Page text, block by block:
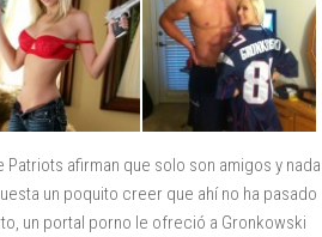
afirman que solo son amigos y nada
un poquito creer que ahí no ha pasado
un portal porno le ofreció a Gronkowski